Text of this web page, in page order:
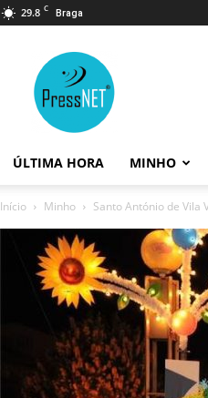
29.8 C Braga
ÚLTIMA HORA MINHO
Início Minho Santo António de Vila